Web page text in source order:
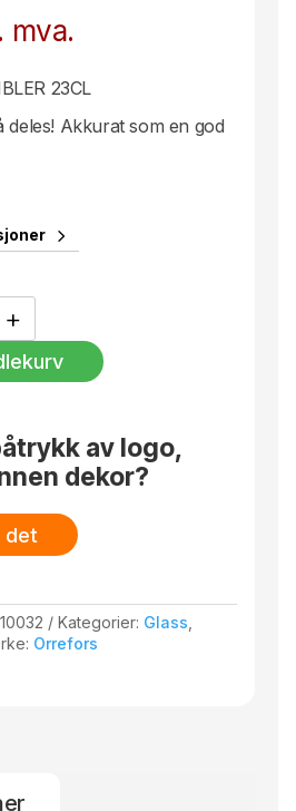
mva.
23CL
deles! Akkurat som en god
er et stilrent glass med
stram design gir en
+
av logo,
dekor?
det
Kategorier: Glass
Orrefors